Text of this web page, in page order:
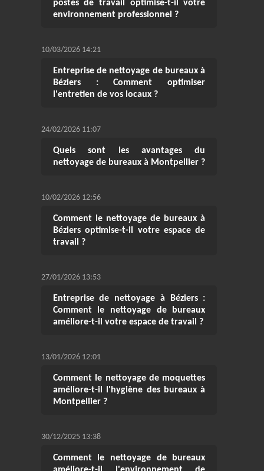
postes de travail optimise-t-il votre
environnement professionnel ?
10/03/2026 14:21
Entreprise de nettoyage de bureaux à
Béziers : Comment optimiser
l'entretien de vos locaux ?
24/02/2026 11:07
Quels sont les avantages du
nettoyage de bureaux à Montpellier ?
10/02/2026 12:56
Comment le nettoyage de bureaux à
Béziers optimise-t-il votre espace de
travail ?
27/01/2026 13:53
Entreprise de nettoyage à Béziers :
Comment le nettoyage de bureaux
améliore-t-il votre espace de travail ?
13/01/2026 12:01
Comment le nettoyage de moquettes
améliore-t-il l'hygiène des bureaux à
Montpellier ?
30/12/2025 13:38
Comment le nettoyage de bureaux